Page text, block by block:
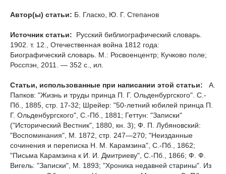
Автор(ы) статьи: Б. Гласко, Ю. Г. Степанов
Источник статьи:
Русский библиографический словарь.
1902. т. 12., Отечественная война 1812 года:
Биографический словарь. М.: Росвоенцентр; Кучково поле;
Росспэн, 2011. — 352 с., ил.
Статьи, использованные при написании этой статьи:
А.
Папков: "Жизнь и труды принца П. Г. Ольденбургского". С.-
Пб., 1885, стр. 17-32; Шрейер: "50-летний юбилей принца П.
Г. Ольденбургского", С.-Пб., 1881; Геттун: "Записки"
("Исторический Вестник", 1880, кн. 3); Ф. П. Лубяновский:
"Воспоминания", М. 1872, стр. 247—270; "Неизданные
сочинения и переписка Н. М. Карамзина", С.-Пб., 1862;
"Письма Карамзина к И. И. Дмитриеву", С.-Пб., 1866; Ф. Ф.
Вигель: "Записки", М. 1893; "Хроника недавней старины". Из